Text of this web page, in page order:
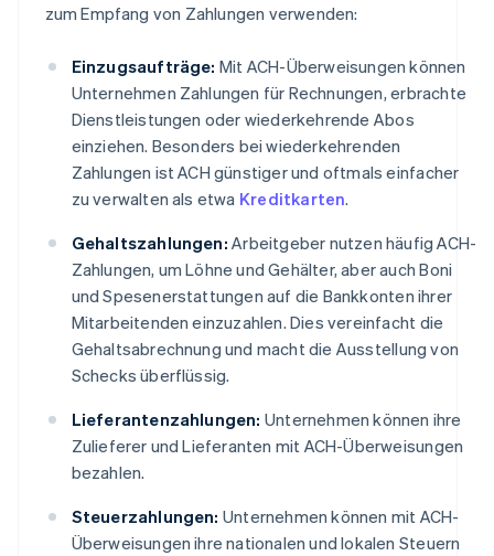
zum Empfang von Zahlungen verwenden:
Einzugsaufträge: Mit ACH-Überweisungen können
Unternehmen Zahlungen für Rechnungen, erbrachte
Dienstleistungen oder wiederkehrende Abos
einziehen. Besonders bei wiederkehrenden
Zahlungen ist ACH günstiger und oftmals einfacher
zu verwalten als etwa Kreditkarten.
Gehaltszahlungen: Arbeitgeber nutzen häufig ACH-
Zahlungen, um Löhne und Gehälter, aber auch Boni
und Spesenerstattungen auf die Bankkonten ihrer
Mitarbeitenden einzuzahlen. Dies vereinfacht die
Gehaltsabrechnung und macht die Ausstellung von
Schecks überflüssig.
Lieferantenzahlungen: Unternehmen können ihre
Zulieferer und Lieferanten mit ACH-Überweisungen
bezahlen.
Steuerzahlungen: Unternehmen können mit ACH-
Überweisungen ihre nationalen und lokalen Steuern